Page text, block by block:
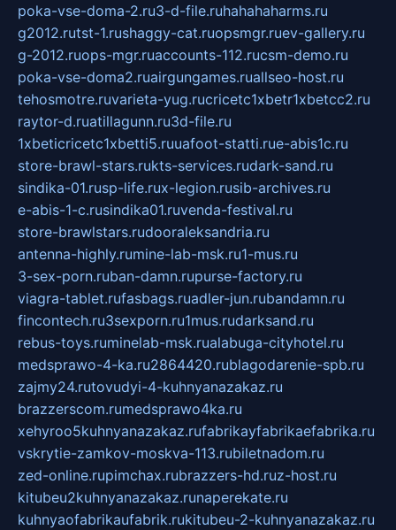
poka-vse-doma-2.ru3-d-file.ruhahahaharms.ru
g2012.rutst-1.rushaggy-cat.ruopsmgr.ruev-gallery.ru
g-2012.ruops-mgr.ruaccounts-112.rucsm-demo.ru
poka-vse-doma2.ruairgungames.ruallseo-host.ru
tehosmotre.ruvarieta-yug.rucricetc1xbetr1xbetcc2.ru
raytor-d.ruatillagunn.ru3d-file.ru
1xbeticricetc1xbetti5.ruuafoot-statti.rue-abis1c.ru
store-brawl-stars.rukts-services.rudark-sand.ru
sindika-01.rusp-life.rux-legion.rusib-archives.ru
e-abis-1-c.rusindika01.ruvenda-festival.ru
store-brawlstars.rudooraleksandria.ru
antenna-highly.rumine-lab-msk.ru1-mus.ru
3-sex-porn.ruban-damn.rupurse-factory.ru
viagra-tablet.rufasbags.ruadler-jun.rubandamn.ru
fincontech.ru3sexporn.ru1mus.rudarksand.ru
rebus-toys.ruminelab-msk.rualabuga-cityhotel.ru
medsprawo-4-ka.ru2864420.rublagodarenie-spb.ru
zajmy24.rutovudyi-4-kuhnyanazakaz.ru
brazzerscom.rumedsprawo4ka.ru
xehyroo5kuhnyanazakaz.rufabrikayfabrikaefabrika.ru
vskrytie-zamkov-moskva-113.rubiletnadom.ru
zed-online.rupimchax.rubrazzers-hd.ruz-host.ru
kitubeu2kuhnyanazakaz.runaperekate.ru
kuhnyaofabrikaufabrik.rukitubeu-2-kuhnyanazakaz.ru